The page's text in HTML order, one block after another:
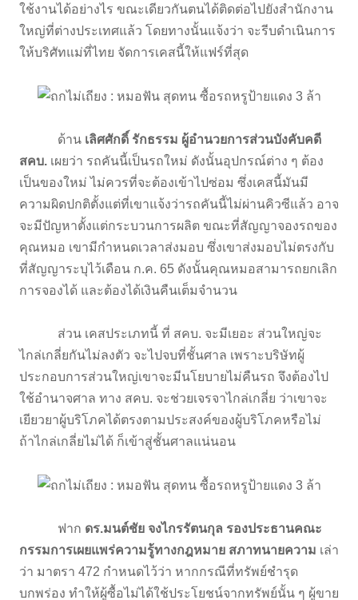
ใช้งานได้อย่างไร ขณะเดียวกันตนได้ติดต่อไปยังสำนักงาน
ใหญ่ที่ต่างประเทศแล้ว โดยทางนั้นแจ้งว่า จะรีบดำเนินการ
ให้บริศัทแม่ที่ไทย จัดการเคสนี้ให้แฟร์ที่สุด
ด้าน เลิศศักดิ์ รักธรรม ผู้อำนวยการส่วนบังคับคดี
สคบ. เผยว่า รถคันนี้เป็นรถใหม่ ดังนั้นอุปกรณ์ต่าง ๆ ต้อง
เป็นของใหม่ ไม่ควรที่จะต้องเข้าไปซ่อม ซึ่งเคสนี้มันมี
ความผิดปกติตั้งแต่ที่เขาแจ้งว่ารถคันนี้ไม่ผ่านคิวซีแล้ว อาจ
จะมีปัญหาตั้งแต่กระบวนการผลิต ขณะที่สัญญาจองรถของ
คุณหมอ เขามีกำหนดเวลาส่งมอบ ซึ่งเขาส่งมอบไม่ตรงกับ
ที่สัญญาระบุไว้เดือน ก.ค. 65 ดังนั้นคุณหมอสามารถยกเลิก
การจองได้ และต้องได้เงินคืนเต็มจำนวน
ส่วน เคสประเภทนี้ ที่ สคบ. จะมีเยอะ ส่วนใหญ่จะ
ไกล่เกลี่ยกันไม่ลงตัว จะไปจบที่ชั้นศาล เพราะบริษัทผู้
ประกอบการส่วนใหญ่เขาจะมีนโยบายไม่คืนรถ จึงต้องไป
ใช้อำนาจศาล ทาง สคบ. จะช่วยเจรจาไกล่เกลี่ย ว่าเขาจะ
เยียวยาผู้บริโภคได้ตรงตามประสงค์ของผู้บริโภคหรือไม่
ถ้าไกล่เกลี่ยไม่ได้ ก็เข้าสู่ชั้นศาลแน่นอน
ฟาก ดร.มนต์ชัย จงไกรรัตนกุล รองประธานคณะ
กรรมการเผยแพร่ความรู้ทางกฎหมาย สภาทนายความ เล่า
ว่า มาตรา 472 กำหนดไว้ว่า หากกรณีที่ทรัพย์ชำรุด
บกพร่อง ทำให้ผู้ซื้อไม่ได้ใช้ประโยชน์จากทรัพย์นั้น ๆ ผู้ขาย